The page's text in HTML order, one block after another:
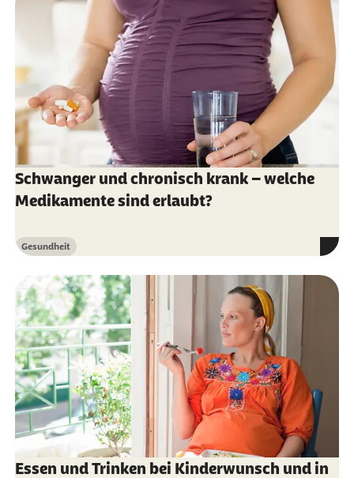
Reprotox (Abruf vom 30.06.2021):
Beratungsstelle für Medikamente in
Schwangerschaft und Stillzeit –
Wissenschaftlicher Schwerpunkt
Reproduktionstoxikologie
Schwanger und chronisch krank – welche
Medikamente sind erlaubt?
Kategorie
Gesundheit
Essen und Trinken bei Kinderwunsch und in